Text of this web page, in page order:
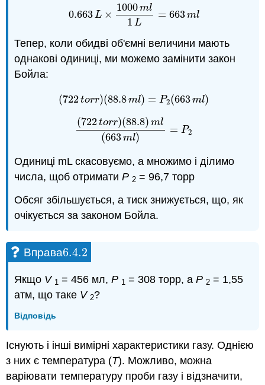
0.663 L ×
1000ml
1 L
= 663 ml
0.663L× 1000ml1L=663ml
Тепер, коли обидві об'ємні величини мають
однакові одиниці, ми можемо замінити закон
Бойла:
(722 torr)(88.8ml) = P2(663 ml)
(722torr)(88.8ml) =P2(663ml)
(722torr)(88.8) ml
(663ml)
= P2
(722torr)(88.8)ml(663ml)=
Одиниці mL скасовуємо, а множимо і ділимо
числа, щоб отриматиP 2 = 96,7 торр
Обсяг збільшується, а тиск знижується, що, як
очікується за законом Бойла.
Вправа6.4.2
6.4.2
Якщо V 1 = 456 мл,Р 1 = 308 торр, аР 2 = 1,55
атм, що таке V 2?
Відповідь
Існують і інші вимірні характеристики газу. Однією
з них є температура (Т). Можливо, можна
варіювати температуру проби газу і відзначити,